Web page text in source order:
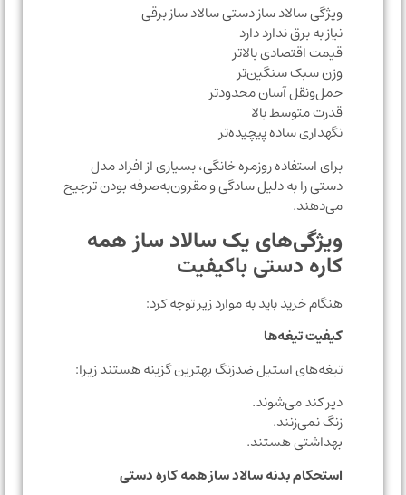
ویژگی سالاد ساز دستی سالاد ساز برقی
نیاز به برق ندارد دارد
قیمت اقتصادی بالاتر
وزن سبک سنگین‌تر
حمل‌ونقل آسان محدودتر
قدرت متوسط بالا
نگهداری ساده پیچیده‌تر
برای استفاده روزمره خانگی، بسیاری از افراد مدل
دستی را به دلیل سادگی و مقرون‌به‌صرفه بودن ترجیح
می‌دهند.
ویژگی‌های یک سالاد ساز همه
کاره دستی باکیفیت
هنگام خرید باید به موارد زیر توجه کرد:
کیفیت تیغه‌ها
تیغه‌های استیل ضدزنگ بهترین گزینه هستند زیرا:
دیر کند می‌شوند.
زنگ نمی‌زنند.
بهداشتی هستند.
استحکام بدنه سالاد ساز همه کاره دستی